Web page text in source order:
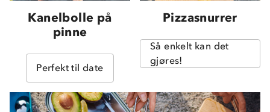
Kanelbolle på
pinne
Perfekt til date
Pizzasnurrer
Så enkelt kan det
gjøres!